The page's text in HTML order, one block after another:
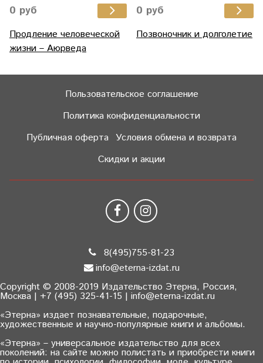
0 руб
Продление человеческой
жизни – Аюрведа
0 руб
Позвоночник и долголетие
Пользовательское соглашение
Политика конфиденциальности
Публичная оферта Условия обмена и возврата
Скидки и акции
8(495)755-81-23
info@eterna-izdat.ru
Copyright © 2008-2019 Издательство Этерна, Россия,
Москва | +7 (495) 325-41-15 | info@eterna-izdat.ru
«Этерна» издает познавательные, подарочные,
художественные и научно-популярные книги и альбомы.
«Этерна» – универсальное издательство для всех
поколений: на сайте можно полистать и приобрести книги